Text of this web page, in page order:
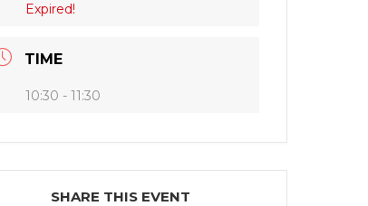
Expired!
TIME
10:30 - 11:30
SHARE THIS EVENT